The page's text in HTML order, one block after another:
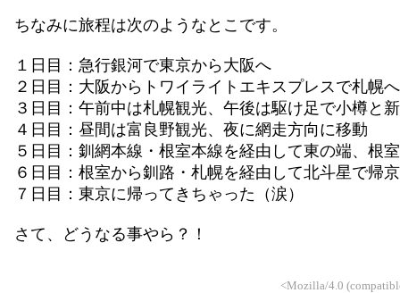
ちなみに旅程は次のようなとこです。
１日目：急行銀河で東京から大阪へ
２日目：大阪からトワイライトエキスプレスで札幌へ
３日目：午前中は札幌観光、午後は駆け足で小樽と
４日目：昼間は富良野観光、夜に網走方向に移動
５日目：釧網本線・根室本線を経由して東の端、根
６日目：根室から釧路・札幌を経由して北斗星で帰
７日目：東京に帰ってきちゃった（涙）
さて、どうなる事やら？！
<Mozilla/4.0